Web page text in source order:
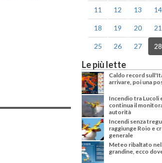
11 12 13 14
18 19 20 21
25 26 27 28
Le più lette
Caldo record
arrivare, poi una
Incendio tra Lucoli
continua il
autorità
Incendi senza
raggiunge Roio e
generale
Meteo ribaltato
grandine, ecco